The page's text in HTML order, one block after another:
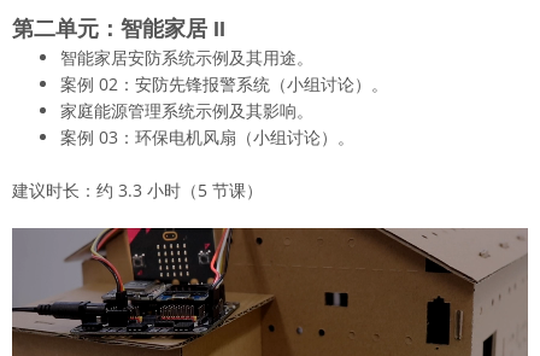
第二单元：智能家居 II
智能家居安防系统示例及其用途。
案例 02：安防先锋报警系统（小组讨论）。
家庭能源管理系统示例及其影响。
案例 03：环保电机风扇（小组讨论）。
建议时长：约 3.3 小时（5 节课）